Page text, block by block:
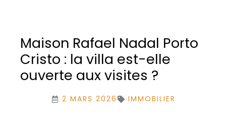
Maison Rafael Nadal Porto
Cristo : la villa est-elle
ouverte aux visites ?
2 MARS 2026 IMMOBILIER